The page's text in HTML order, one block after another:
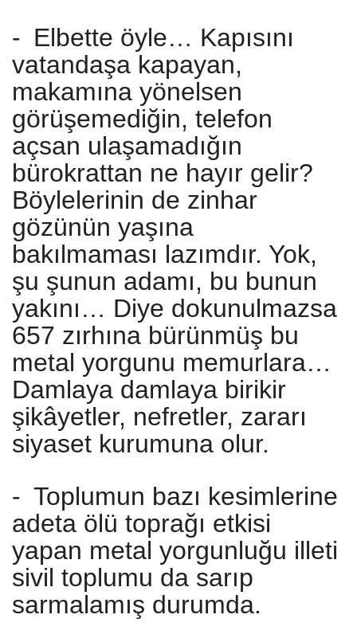
- Elbette öyle… Kapısını
vatandaşa kapayan,
makamına yönelsen
görüşemediğin, telefon
açsan ulaşamadığın
bürokrattan ne hayır gelir?
Böylelerinin de zinhar
gözünün yaşına
bakılmaması lazımdır. Yok,
şu şunun adamı, bu bunun
yakını… Diye dokunulmazsa
657 zırhına bürünmüş bu
metal yorgunu memurlara…
Damlaya damlaya birikir
şikâyetler, nefretler, zararı
siyaset kurumuna olur.
- Toplumun bazı kesimlerine
adeta ölü toprağı etkisi
yapan metal yorgunluğu illeti
sivil toplumu da sarıp
sarmalamış durumda.